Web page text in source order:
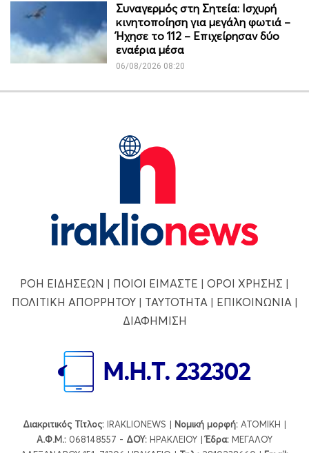
Συναγερμός στη Σητεία: Ισχυρή
κινητοποίηση για μεγάλη φωτιά –
Ήχησε το 112 – Επιχείρησαν δύο
εναέρια μέσα
06/08/2026 08:20
ΡΟΗ ΕΙΔΗΣΕΩΝ | ΠΟΙΟΙ ΕΙΜΑΣΤΕ | ΟΡΟΙ ΧΡΗΣΗΣ |
ΠΟΛΙΤΙΚΗ ΑΠΟΡΡΗΤΟΥ| ΤΑΥΤΟΤΗΤΑ| ΕΠΙΚΟΙΝΩΝΙΑ|
ΔΙΑΦΗΜΙΣΗ
Διακριτικός Τίτλος: IRAKLIONEWS | Νομική μορφή: ΑΤΟΜΙΚΗ |
Α.Φ.Μ.: 068148557 - ΔΟΥ: ΗΡΑΚΛΕΙΟΥ |Έδρα: ΜΕΓΑΛΟΥ